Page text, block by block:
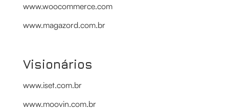
www.woocommerce.com
www.magazord.com.br
Visionários
www.iset.com.br
www.moovin.com.br